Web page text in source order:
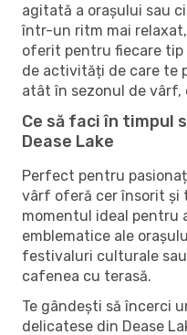
agitată a orașului sau
într-un ritm mai relaxat,
oferit pentru fiecare tip
de activități de care te
atât în ​​sezonul de vârf,
Ce să faci în timpul
Dease Lake
Perfect pentru
vârf oferă cer însorit și
momentul ideal pentru
emblematice ale
festivaluri culturale
cafenea cu terasă.
Te gândești să încerci
delicatese din Dease